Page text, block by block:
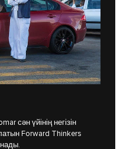
сән үйінің негізін
Forward Thinkers